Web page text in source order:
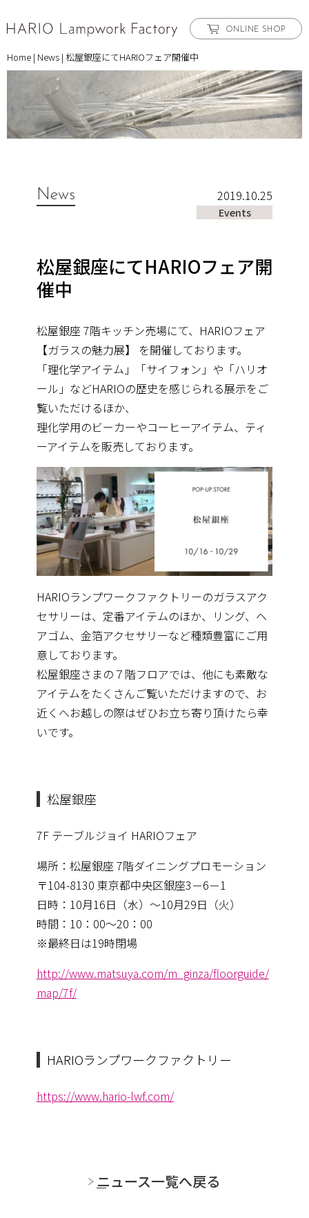
ONLINE SHOP
Home | News | 松屋銀座にてHARIOフェア開催中
News 2019.10.25
Events
松屋銀座にてHARIOフェア開
催中
松屋銀座 7階キッチン売場にて、HARIOフェア
【ガラスの魅力展】 を開催しております。
「理化学アイテム」「サイフォン」や「ハリオ
ール」などHARIOの歴史を感じられる展示をご
覧いただけるほか、
理化学用のビーカーやコーヒーアイテム、ティ
ーアイテムを販売しております。
HARIOランプワークファクトリーのガラスアク
セサリーは、定番アイテムのほか、リング、ヘ
アゴム、金箔アクセサリーなど種類豊富にご用
意しております。
松屋銀座さまの７階フロアでは、他にも素敵な
アイテムをたくさんご覧いただけますので、お
近くへお越しの際はぜひお立ち寄り頂けたら幸
いです。
松屋銀座
7F テーブルジョイ HARIOフェア
場所：松屋銀座 7階ダイニングプロモーション
〒104-8130 東京都中央区銀座3－6－1
日時：10月16日（水）～10月29日（火）
時間：10：00～20：00
※最終日は19時閉場
http://www.matsuya.com/m_ginza/floorguide/
map/7f/
HARIOランプワークファクトリー
https://www.hario-lwf.com/
ニュース一覧へ戻る